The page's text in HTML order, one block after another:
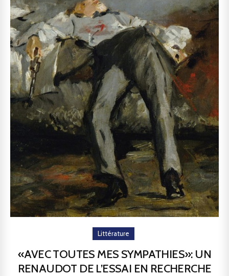
Littérature
«AVEC TOUTES MES SYMPATHIES»: UN
RENAUDOT DE L’ESSAI EN RECHERCHE